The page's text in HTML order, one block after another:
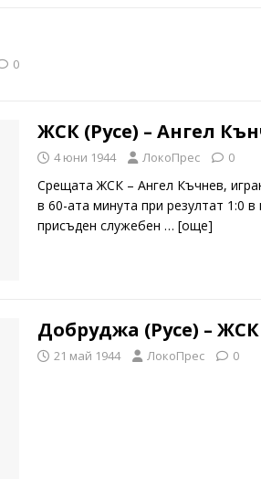
0
ЖСК (Русе) – Ангел
4 юни 1944 ЛокоПрес 0
Срещата ЖСК – Ангел Къчнев,
в 60-ата минута при резултат 1:0
присъден служебен … [oще]
Добруджа (Русе) – ЖСК
21 май 1944 ЛокоПрес 0